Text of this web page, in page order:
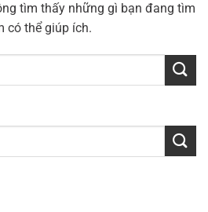
tìm thấy những gì bạn đang tìm
có thể giúp ích.